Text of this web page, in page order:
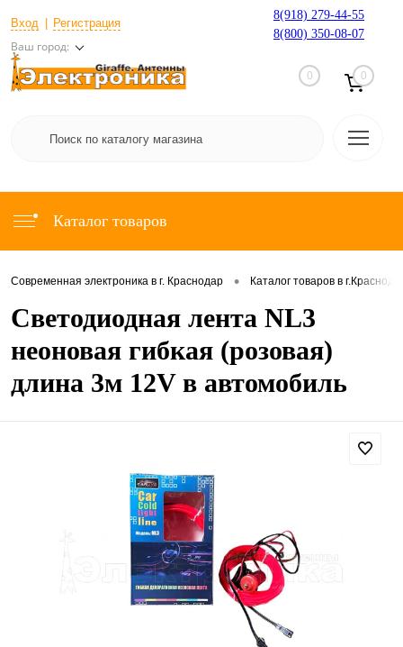
Вход Регистрация
Ваш город:
8(918) 279-44-55
8(800) 350-08-07
0 0
Каталог товаров
Современная электроника в г. Краснодар • Каталог товаров в
Светодиодная лента NL3
неоновая гибкая (розовая)
длина 3м 12V в автомобиль